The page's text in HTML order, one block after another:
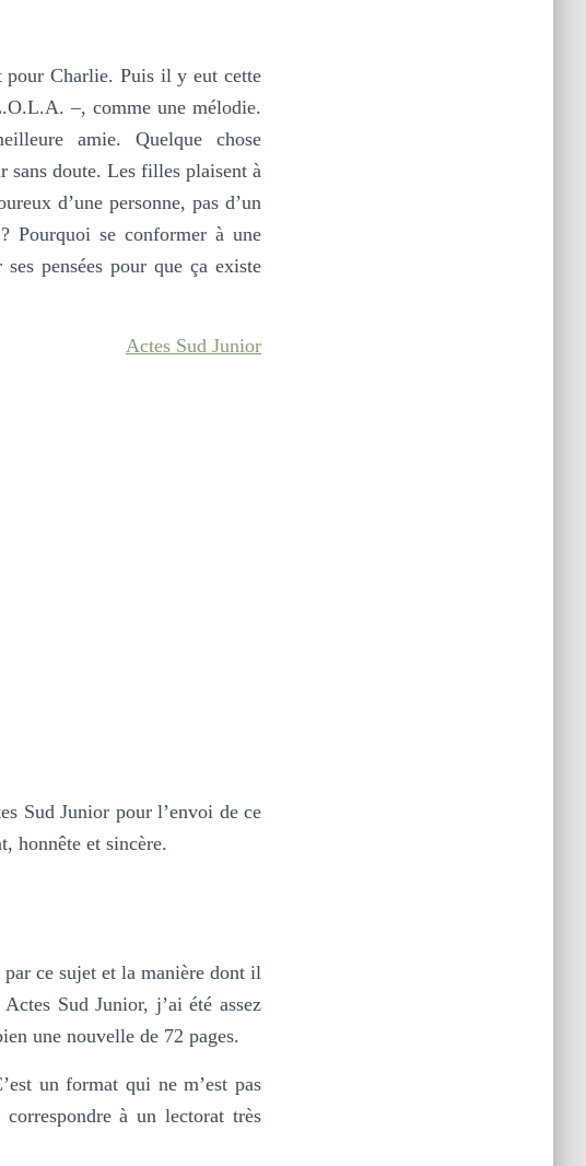
pour Charlie. Puis il y eut cette
–, comme une mélodie.
amie. Quelque chose
sans doute. Les filles plaisent à
d’une personne, pas d’un
Pourquoi se conformer à une
pensées pour que ça existe
Actes Sud Junior
Sud Junior pour l’envoi de ce
honnête et sincère.
ce sujet et la manière dont il
Sud Junior, j’ai été assez
une nouvelle de 72 pages.
un format qui ne m’est pas
à un lectorat très